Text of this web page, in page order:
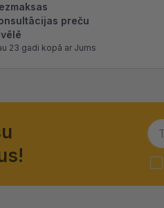
preču
23 gadi kopā ar Jums